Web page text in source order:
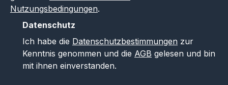
Nutzungsbedingungen.
Datenschutz
Ich habe die Datenschutzbestimmungen zur
Kenntnis genommen und die AGB gelesen und bin
mit ihnen einverstanden.